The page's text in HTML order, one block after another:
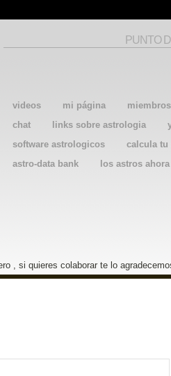
videos mi página miembros
chat
links sobre astrologia
software astrologicos
calcula tu
astro-data bank
los astros ahora
PUNTO
, si quieres colaborar te lo